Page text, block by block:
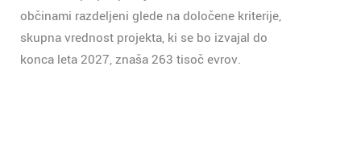
občinami razdeljeni glede na določene kriterije,
skupna vrednost projekta, ki se bo izvajal do
konca leta 2027, znaša 263 tisoč evrov.